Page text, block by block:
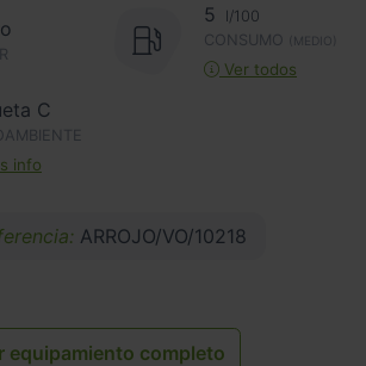
5
l/100
CONSUMO
(MEDIO)
Ver todos
C
info
ARROJO/VO/10218
equipamiento completo